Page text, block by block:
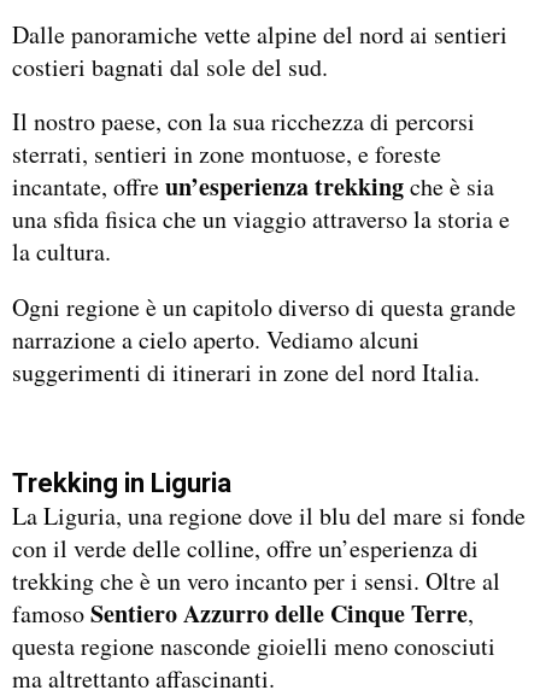
Dalle panoramiche vette alpine del nord ai sentieri
costieri bagnati dal sole del sud.
Il nostro paese, con la sua ricchezza di percorsi
sterrati, sentieri in zone montuose, e foreste
incantate, offreun’esperienza trekkingche è sia
una sfida fisica che un viaggio attraverso la storia e
la cultura.
Ogni regione è un capitolo diverso di questa grande
narrazione a cielo aperto. Vediamo alcuni
suggerimenti di itinerari in zone del nord Italia.
Trekking in Liguria
La Liguria, una regione dove il blu del mare si fonde
con il verde delle colline, offre un’esperienza di
trekking che è un vero incanto per i sensi. Oltre al
famosoSentiero Azzurro delle Cinque Terre,
questa regione nasconde gioielli meno conosciuti
ma altrettanto affascinanti.